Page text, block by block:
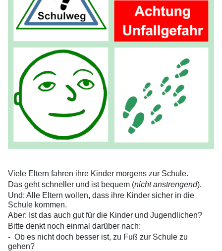
Viele Eltern fahren ihre Kinder morgens zur Schule.
Das geht schneller und ist bequem (nicht anstrengend).
Und: Alle Eltern wollen, dass ihre Kinder sicher in die
Schule kommen.
Aber: Ist das auch gut für die Kinder und Jugendlichen?
Bitte denkt noch einmal darüber nach:
- Ob es nicht doch besser ist, zu Fuß zur Schule zu
gehen?